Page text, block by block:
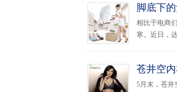
脚底下
相比于电商
寒。近日，
苍井空
5月末，苍井